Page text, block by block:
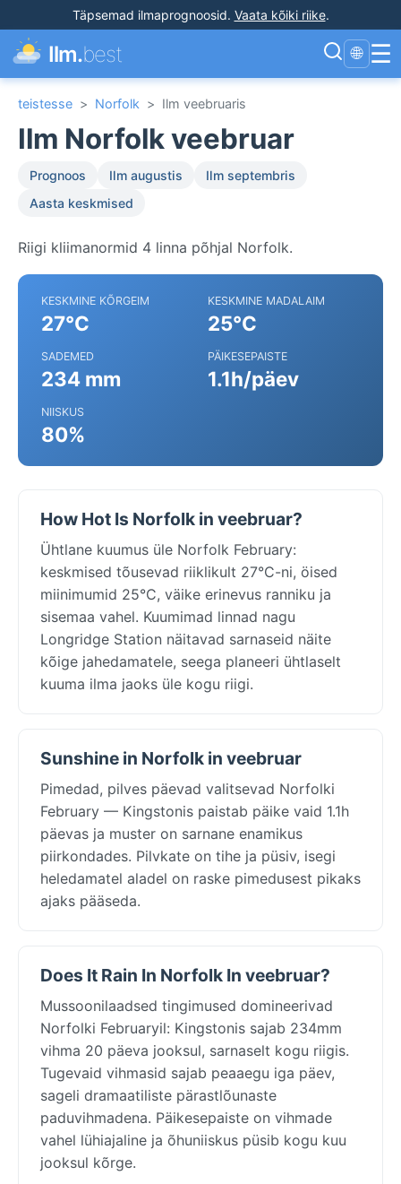
Täpsemad ilmaprognoosid. Vaata kõiki riike.
Ilm.best 🌐 ☰
teistesse > Norfolk > Ilm veebruaris
Ilm Norfolk veebruar
Prognoos Ilm augustis
Ilm septembris
Aasta keskmised
Riigi kliimanormid 4 linna põhjal Norfolk.
KESKMINE KÕRGEIM
27°C
KESKMINE MADALAIM
25°C
SADEMED
234 mm
PÄIKESEPAISTE
1.1h/päev
NIISKUS
80%
How Hot Is Norfolk in veebruar?
Ühtlane kuumus üle Norfolk February:
keskmised tõusevad riiklikult 27°C-ni, öised
miinimumid 25°C, väike erinevus ranniku ja
sisemaa vahel. Kuumimad linnad nagu
Longridge Station näitavad sarnaseid näite
kõige jahedamatele, seega planeeri ühtlaselt
kuuma ilma jaoks üle kogu riigi.
Sunshine in Norfolk in veebruar
Pimedad, pilves päevad valitsevad Norfolki
February — Kingstonis paistab päike vaid 1.1h
päevas ja muster on sarnane enamikus
piirkondades. Pilvkate on tihe ja püsiv, isegi
heledamatel aladel on raske pimedusest pikaks
ajaks pääseda.
Does It Rain In Norfolk In veebruar?
Mussoonilaadsed tingimused domineerivad
Norfolki Februaryil: Kingstonis sajab 234mm
vihma 20 päeva jooksul, sarnaselt kogu riigis.
Tugevaid vihmasid sajab peaaegu iga päev,
sageli dramaatiliste pärastlõunaste
paduvihmadena. Päikesepaiste on vihmade
vahel lühiajaline ja õhuniiskus püsib kogu kuu
jooksul kõrge.